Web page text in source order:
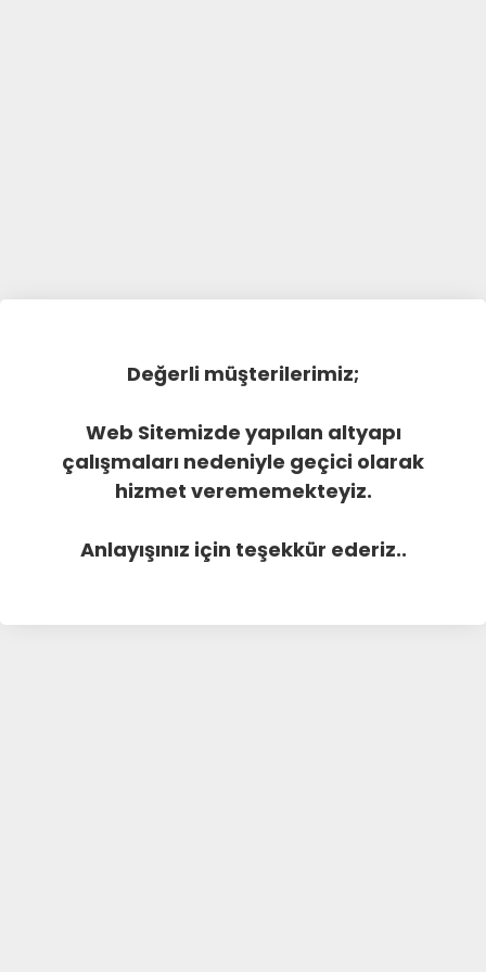
Değerli müşterilerimiz;
Web Sitemizde yapılan altyapı
çalışmaları nedeniyle geçici olarak
hizmet verememekteyiz.
Anlayışınız için teşekkür ederiz..